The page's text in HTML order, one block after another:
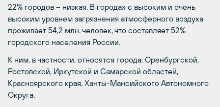
22% городов – низкая. В городах с высоким и очень
высоким уровнем загрязнения атмосферного воздуха
проживает 54,2 млн. человек, что составляет 52%
городского населения России.
К ним, в частности, относятся города: Оренбургской,
Ростовской, Иркутской и Самарской областей,
Красноярского края, Ханты-Мансийского Автономного
Округа.